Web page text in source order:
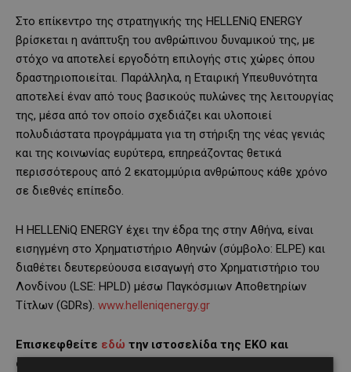
Στο επίκεντρο της στρατηγικής της HELLENiQ ENERGY
βρίσκεται η ανάπτυξη του ανθρώπινου δυναμικού της, με
στόχο να αποτελεί εργοδότη επιλογής στις χώρες όπου
δραστηριοποιείται. Παράλληλα, η Εταιρική Υπευθυνότητα
αποτελεί έναν από τους βασικούς πυλώνες της λειτουργίας
της, μέσα από τον οποίο σχεδιάζει και υλοποιεί
πολυδιάστατα προγράμματα για τη στήριξη της νέας γενιάς
και της κοινωνίας ευρύτερα, επηρεάζοντας θετικά
περισσότερους από 2 εκατομμύρια ανθρώπους κάθε χρόνο
σε διεθνές επίπεδο.
Η HELLENiQ ENERGY έχει την έδρα της στην Αθήνα, είναι
εισηγμένη στο Χρηματιστήριο Αθηνών (σύμβολο: ELPE) και
διαθέτει δευτερεύουσα εισαγωγή στο Χρηματιστήριο του
Λονδίνου (LSE: HPLD) μέσω Παγκόσμιων Αποθετηρίων
Τίτλων (GDRs). www.helleniqenergy.gr
Επισκεφθείτε εδώ την ιστοσελίδα της ΕΚΟ και
ακολουθήστε τις επίσημες σελίδες της